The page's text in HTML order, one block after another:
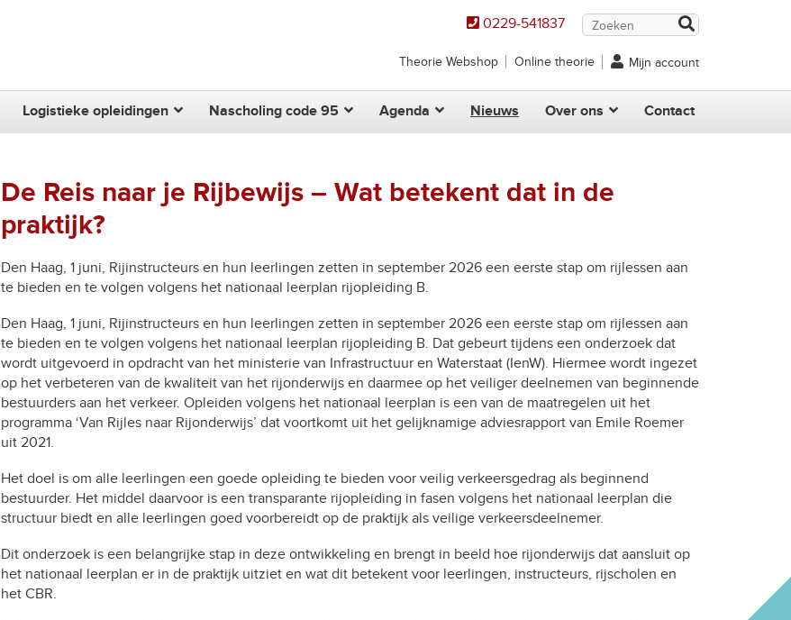
0229-541837
Theorie Webshop Online theorie Mijn account
Logistieke opleidingen Nascholing code 95 Agenda Nieuws Over ons Contact
De Reis naar je Rijbewijs – Wat betekent dat in de
praktijk?
Den Haag, 1 juni, Rijinstructeurs en hun leerlingen zetten in september 2026 een eerste stap om rijlessen aan
te bieden en te volgen volgens het nationaal leerplan rijopleiding B.
Den Haag, 1 juni, Rijinstructeurs en hun leerlingen zetten in september 2026 een eerste stap om rijlessen aan
te bieden en te volgen volgens het nationaal leerplan rijopleiding B. Dat gebeurt tijdens een onderzoek dat
wordt uitgevoerd in opdracht van het ministerie van Infrastructuur en Waterstaat (IenW). Hiermee wordt ingezet
op het verbeteren van de kwaliteit van het rijonderwijs en daarmee op het veiliger deelnemen van beginnende
bestuurders aan het verkeer. Opleiden volgens het nationaal leerplan is een van de maatregelen uit het
programma ‘Van Rijles naar Rijonderwijs’ dat voortkomt uit het gelijknamige adviesrapport van Emile Roemer
uit 2021.
Het doel is om alle leerlingen een goede opleiding te bieden voor veilig verkeersgedrag als beginnend
bestuurder. Het middel daarvoor is een transparante rijopleiding in fasen volgens het nationaal leerplan die
structuur biedt en alle leerlingen goed voorbereidt op de praktijk als veilige verkeersdeelnemer.
Dit onderzoek is een belangrijke stap in deze ontwikkeling en brengt in beeld hoe rijonderwijs dat aansluit op
het nationaal leerplan er in de praktijk uitziet en wat dit betekent voor leerlingen, instructeurs, rijscholen en
het CBR.